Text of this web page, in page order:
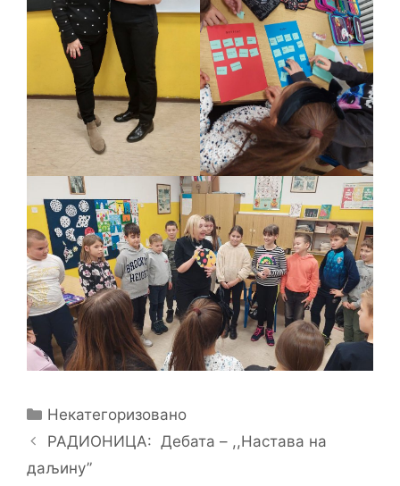
Categories
Некатегоризовано
РАДИОНИЦА: Дебата – ,,Настава на
даљину”